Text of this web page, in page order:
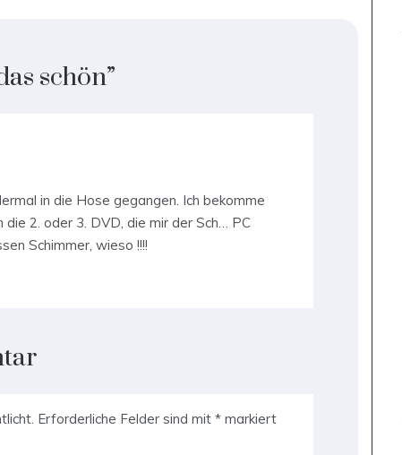
schön”
in die Hose gegangen. Ich bekomme
2. oder 3. DVD, die mir der Sch… PC
Schimmer, wieso !!!!
Erforderliche Felder sind mit * markiert